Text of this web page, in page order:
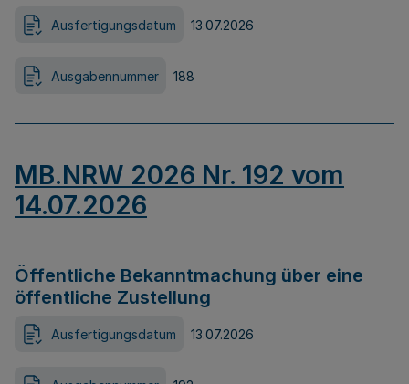
Ausfertigungsdatum 13.07.2026
Ausgabennummer 188
MB.NRW 2026 Nr. 192 vom
14.07.2026
Öffentliche Bekanntmachung über eine
öffentliche Zustellung
Ausfertigungsdatum 13.07.2026